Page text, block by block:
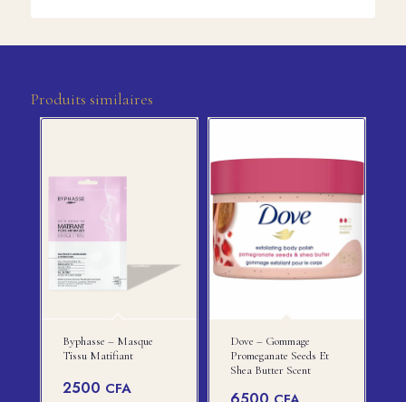
Produits similaires
Byphasse – Masque
Tissu Matifiant
2500 CFA
Dove – Gommage
Promeganate Seeds Et
Shea Butter Scent